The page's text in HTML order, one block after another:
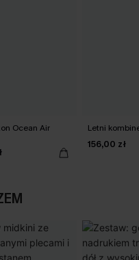
Ocean Air Letni
156,00 zł